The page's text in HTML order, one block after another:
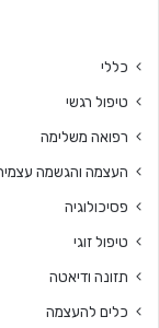
כללי
טיפול רגשי
רפואה משלימה
העצמה והגשמה
פסיכולוגיה
טיפול זוגי
תזונה ודיאטה
כלים להעצמה